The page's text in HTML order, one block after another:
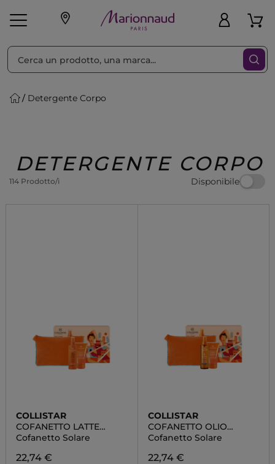
Make-up Profumi
Regalo
Detergente Corpo
DETERGENTE CORPO
114 Prodotto/i Disponibile
Ordina per Filtra
COLLISTAR
COFANETTO LATTE
SPRAY ABBRONZANTE
IDRATANTE SPF 20
Cofanetto Solare
22,74 €
COLLISTAR
COFANETTO OLIO
SECCO
SUPERABBRONZANTE
IDRATANTE SPF 6
Cofanetto Solare
22,74 €